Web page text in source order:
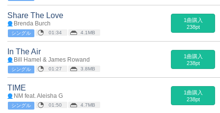
Share The Love
Brenda Burch
シングル 01:34 4.1MB
1曲購入
238pt
In The Air
Bill Hamel & James Rowand
シングル 01:27 3.8MB
1曲購入
238pt
TIME
NM feat. Aleisha G
シングル 01:50 4.7MB
1曲購入
238pt